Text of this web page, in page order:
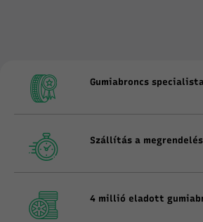
Gumiabroncs
Szállítás a
4 millió eladott